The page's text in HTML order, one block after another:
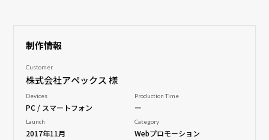
制作情報
Customer
株式会社アペックス 様
Devices
PC / スマートフォン
Production Time
ー
Launch
2017年11月
Category
Webプロモーション